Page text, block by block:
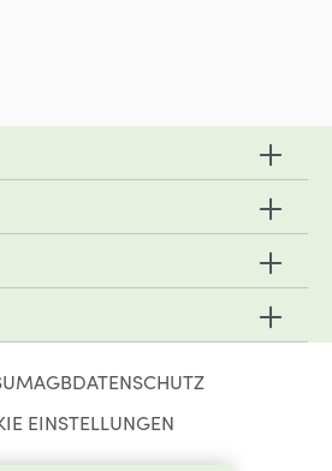
AGBDATENSCHUTZ
EINSTELLUNGEN